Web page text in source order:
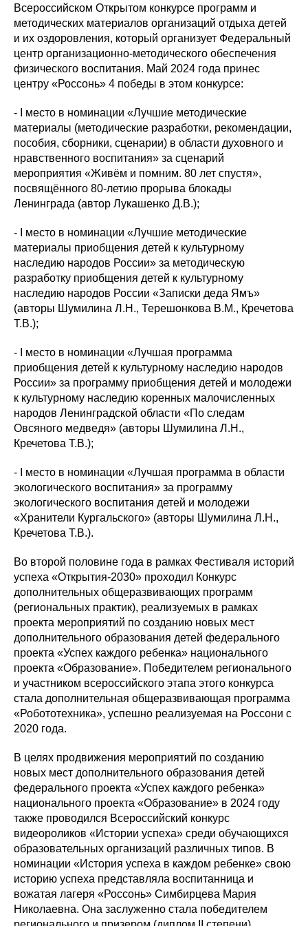
Всероссийском Открытом конкурсе программ и
методических материалов организаций отдыха детей
и их оздоровления, который организует Федеральный
центр организационно-методического обеспечения
физического воспитания. Май 2024 года принес
центру «Россонь» 4 победы в этом конкурсе:
- I место в номинации «Лучшие методические
материалы (методические разработки, рекомендации,
пособия, сборники, сценарии) в области духовного и
нравственного воспитания» за сценарий
мероприятия «Живём и помним. 80 лет спустя»,
посвящённого 80-летию прорыва блокады
Ленинграда (автор Лукашенко Д.В.);
- I место в номинации «Лучшие методические
материалы приобщения детей к культурному
наследию народов России» за методическую
разработку приобщения детей к культурному
наследию народов России «Записки деда Ямъ»
(авторы Шумилина Л.Н., Терешонкова В.М., Кречетова
Т.В.);
- I место в номинации «Лучшая программа
приобщения детей к культурному наследию народов
России» за программу приобщения детей и молодежи
к культурному наследию коренных малочисленных
народов Ленинградской области «По следам
Овсяного медведя» (авторы Шумилина Л.Н.,
Кречетова Т.В.);
- I место в номинации «Лучшая программа в области
экологического воспитания» за программу
экологического воспитания детей и молодежи
«Хранители Кургальского» (авторы Шумилина Л.Н.,
Кречетова Т.В.).
Во второй половине года в рамках Фестиваля историй
успеха «Открытия-2030» проходил Конкурс
дополнительных общеразвивающих программ
(региональных практик), реализуемых в рамках
проекта мероприятий по созданию новых мест
дополнительного образования детей федерального
проекта «Успех каждого ребенка» национального
проекта «Образование». Победителем регионального
и участником всероссийского этапа этого конкурса
стала дополнительная общеразвивающая программа
«Робототехника», успешно реализуемая на Россони с
2020 года.
В целях продвижения мероприятий по созданию
новых мест дополнительного образования детей
федерального проекта «Успех каждого ребенка»
национального проекта «Образование» в 2024 году
также проводился Всероссийский конкурс
видеороликов «Истории успеха» среди обучающихся
образовательных организаций различных типов. В
номинации «История успеха в каждом ребенке» свою
историю успеха представляла воспитанница и
вожатая лагеря «Россонь» Симбирцева Мария
Николаевна. Она заслуженно стала победителем